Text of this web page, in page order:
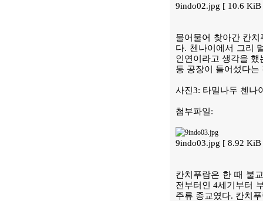
9indo02.jpg [ 10.6
물어물어 찾아간 칸
다. 첸나이에서 그리
인연이라고 생각을
동 공장이 들어섰다
사진3: 타밀나두 첸나
첨부파일:
9indo03.jpg [ 8.92
칸치푸람은 한 때 불
전부터인 4세기부터
주류 종교였다. 칸치